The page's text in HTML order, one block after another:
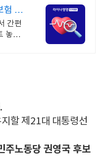
험 최
간편
놓치
할 제21대 대통령선
주노동당 권영국 후보